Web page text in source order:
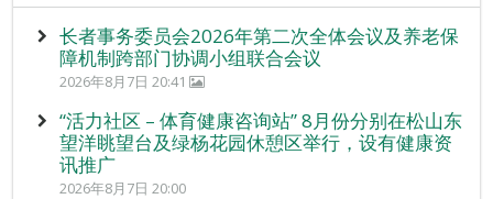
长者事务委员会2026年第二次全体会议及养老保
障机制跨部门协调小组联合会议
2026年8月7日 20:41
“活力社区 – 体育健康咨询站” 8月份分别在松山东
望洋眺望台及绿杨花园休憩区举行，设有健康资
讯推广
2026年8月7日 20:00